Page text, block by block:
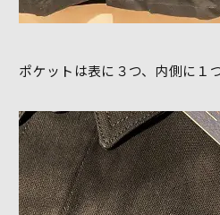
ポケットは表に３つ、内側に１